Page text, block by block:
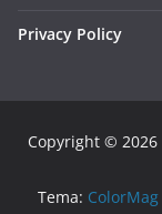
Privacy Policy
Copyright © 2026
Tema: ColorMag